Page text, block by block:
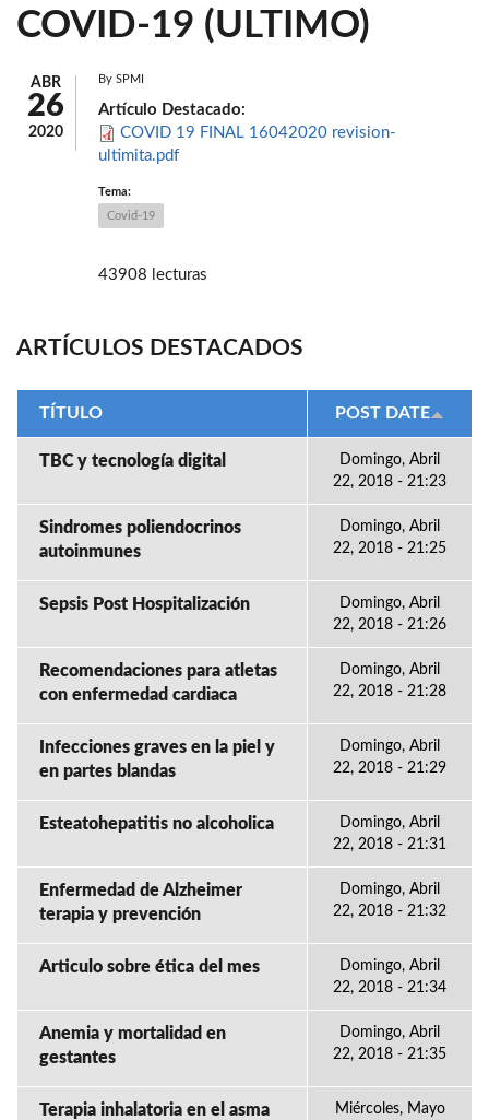
COVID-19 (ULTIMO)
ABR
26
2020
By SPMI
Artículo Destacado:
COVID 19 FINAL 16042020 revision-
ultimita.pdf
Tema:
Covid-19
43908 lecturas
ARTÍCULOS DESTACADOS
TÍTULO POST DATE
TBC y tecnología digital
Domingo, Abril
22, 2018 - 21:23
Sindromes poliendocrinos
autoinmunes
Domingo, Abril
22, 2018 - 21:25
Sepsis Post Hospitalización
Domingo, Abril
22, 2018 - 21:26
Recomendaciones para atletas
con enfermedad cardiaca
Domingo, Abril
22, 2018 - 21:28
Infecciones graves en la piel y
en partes blandas
Domingo, Abril
22, 2018 - 21:29
Esteatohepatitis no alcoholica
Domingo, Abril
22, 2018 - 21:31
Enfermedad de Alzheimer
terapia y prevención
Domingo, Abril
22, 2018 - 21:32
Articulo sobre ética del mes
Domingo, Abril
22, 2018 - 21:34
Anemia y mortalidad en
gestantes
Domingo, Abril
22, 2018 - 21:35
Terapia inhalatoria en el asma
Miércoles, Mayo